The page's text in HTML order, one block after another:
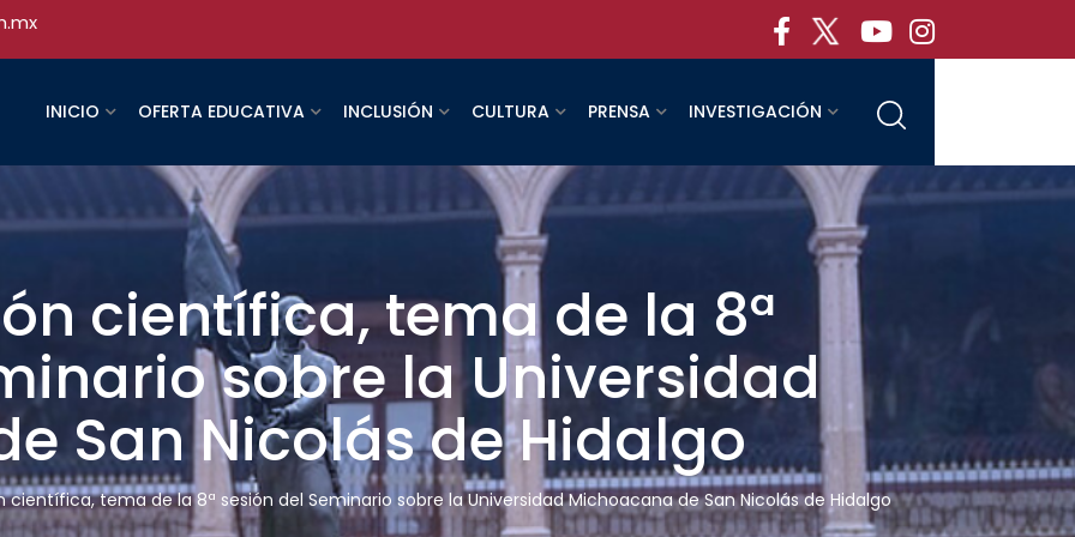
INICIO OFERTA EDUCATIVA INCLUSIÓN CULTURA PRENSA INVESTIGACIÓN
científica, tema de la 8ª
sobre la Universidad
San Nicolás de Hidalgo
científica, tema de la 8ª sesión del Seminario sobre la Universidad Michoacana de San Nicolás de Hidalgo